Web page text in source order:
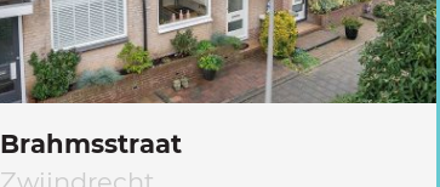
Brahmsstraat